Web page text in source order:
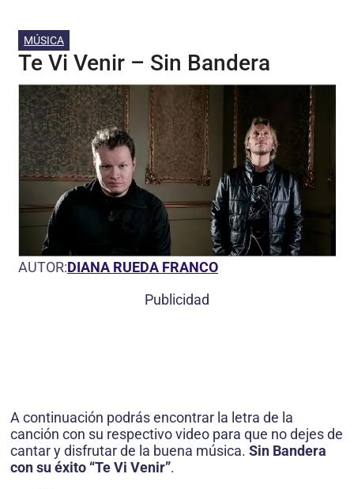
MÚSICA
Te Vi Venir – Sin Bandera
AUTOR:DIANA RUEDA FRANCO
Publicidad
A continuación podrás encontrar la letra de la
canción con su respectivo video para que no dejes de
cantar y disfrutar de la buena música. Sin Bandera
con su éxito “Te Vi Venir”.